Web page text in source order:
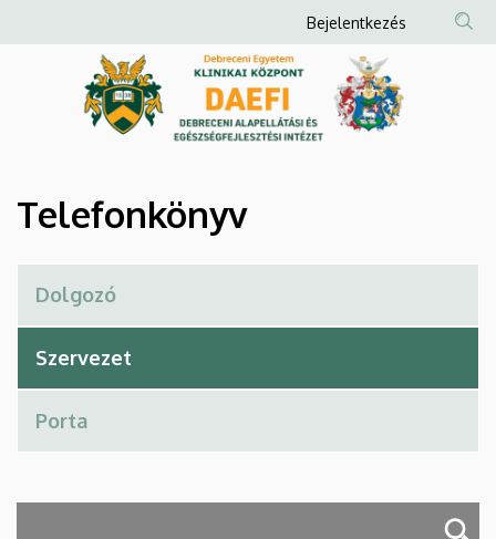
Debreceni
és
Egészségfejlesztési
Intézet
a
Anonim
Felhasználói
fiók
menüje
Bejelentkezés
Telefonkönyv